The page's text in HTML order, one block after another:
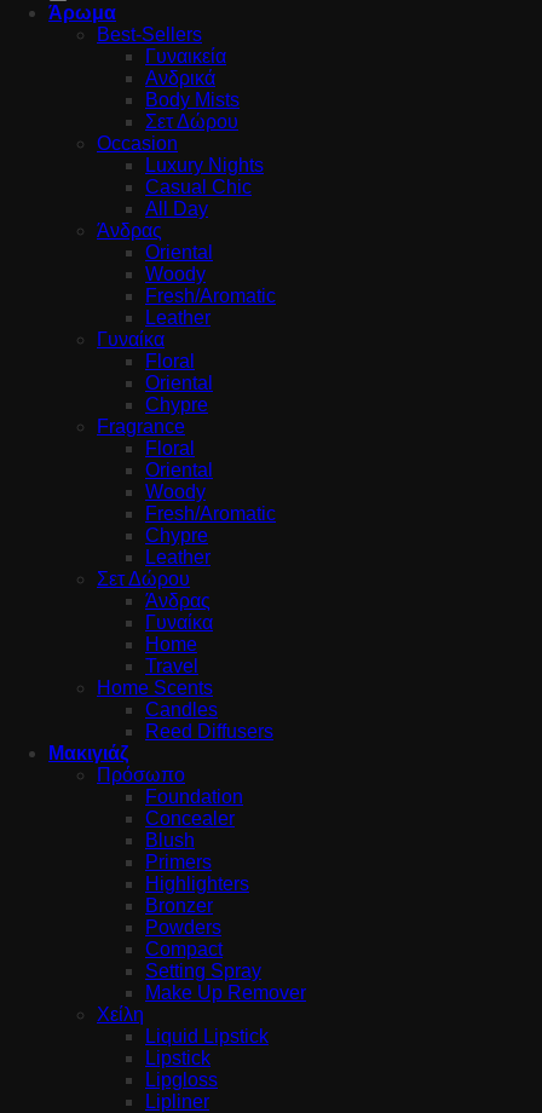
Άρωμα
Best-Sellers
Γυναικεία
Ανδρικά
Body Mists
Σετ Δώρου
Occasion
Luxury Nights
Casual Chic
All Day
Άνδρας
Oriental
Woody
Fresh/Aromatic
Leather
Γυναίκα
Floral
Oriental
Chypre
Fragrance
Floral
Oriental
Woody
Fresh/Aromatic
Chypre
Leather
Σετ Δώρου
Άνδρας
Γυναίκα
Home
Travel
Home Scents
Candles
Reed Diffusers
Μακιγιάζ
Πρόσωπο
Foundation
Concealer
Blush
Primers
Highlighters
Bronzer
Powders
Compact
Setting Spray
Make Up Remover
Χείλη
Liquid Lipstick
Lipstick
Lipgloss
Lipliner